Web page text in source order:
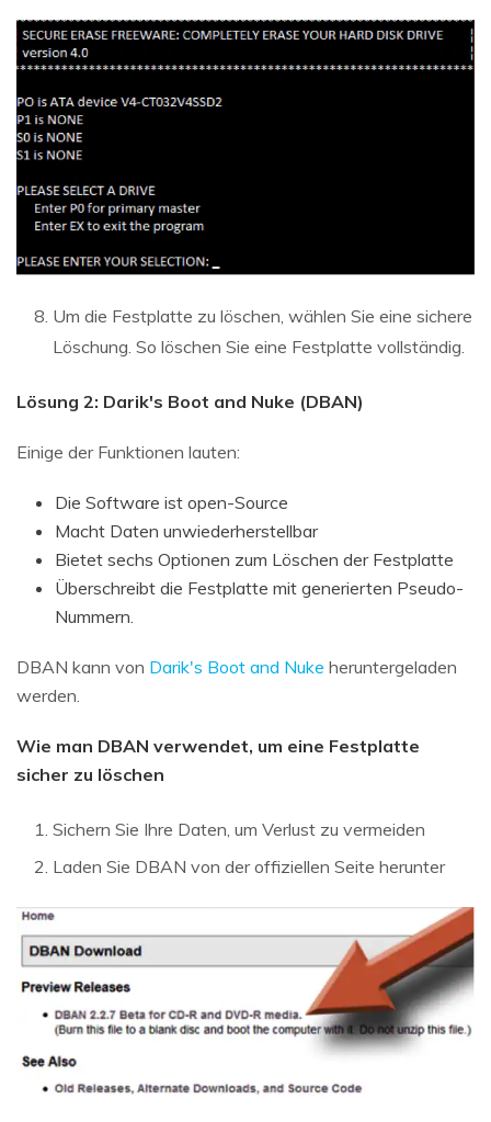
Um die Festplatte zu löschen, wählen Sie eine sichere
Löschung. So löschen Sie eine Festplatte vollständig.
Lösung 2: Darik's Boot and Nuke (DBAN)
Einige der Funktionen lauten:
Die Software ist open-Source
Macht Daten unwiederherstellbar
Bietet sechs Optionen zum Löschen der Festplatte
Überschreibt die Festplatte mit generierten Pseudo-
Nummern.
DBAN kann von Darik's Boot and Nuke heruntergeladen
werden.
Wie man DBAN verwendet, um eine Festplatte
sicher zu löschen
Sichern Sie Ihre Daten, um Verlust zu vermeiden
Laden Sie DBAN von der offiziellen Seite herunter